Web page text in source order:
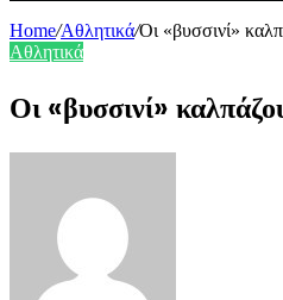
Home/Αθλητικά/Οι «βυσσινί»
Αθλητικά
Οι «βυσσινί»